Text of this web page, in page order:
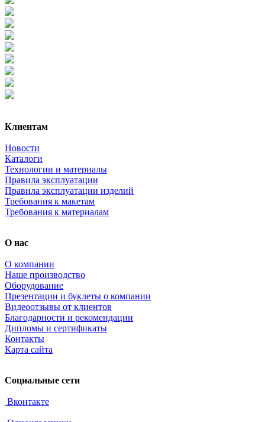
Клиентам
Новости
Каталоги
Технологии и материалы
Правила эксплуатации
Правила эксплуатации изделий
Требования к макетам
Требования к материалам
О нас
О компании
Наше производство
Оборудование
Презентации и буклеты о компании
Видеоотзывы от клиентов
Благодарности и рекомендации
Дипломы и сертификаты
Контакты
Карта сайта
Социальные сети
Вконтакте